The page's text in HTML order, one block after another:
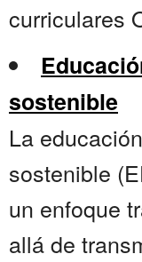
curriculares
sostenible
La
sostenible
un enfoque
allá de